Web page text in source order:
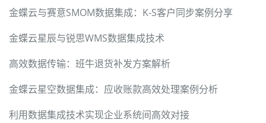
金蝶云与赛意SMOM数据集成：K-S客户同步案例分享
金蝶云星辰与锐思WMS数据集成技术
高效数据传输：班牛退货补发方案解析
金蝶云星空数据集成：应收账款高效处理案例分析
利用数据集成技术实现企业系统间高效对接